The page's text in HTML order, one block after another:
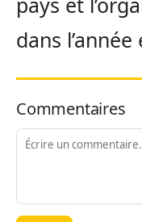
dans
Commentaires